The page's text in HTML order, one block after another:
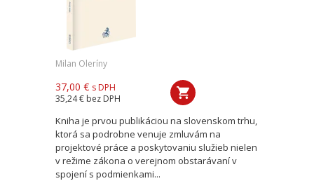
Milan Oleríny
37,00 € s DPH
35,24 € bez DPH
Kniha je prvou publikáciou na slovenskom trhu,
ktorá sa podrobne venuje zmluvám na
projektové práce a poskytovaniu služieb nielen
v režime zákona o verejnom obstarávaní v
spojení s podmienkami...